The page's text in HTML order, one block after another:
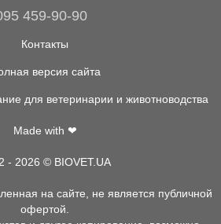
459-90-90
Контакты
версия сайта
для ветеринарии и животноводства
Made with ❤
- 2026 © BIOVET.UA
на сайте, не является публичной
офертой.